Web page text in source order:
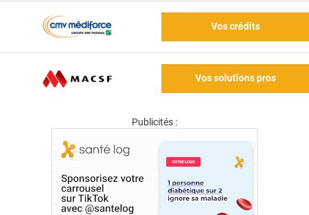
Vos crédits
Vos solutions pros
Publicités :